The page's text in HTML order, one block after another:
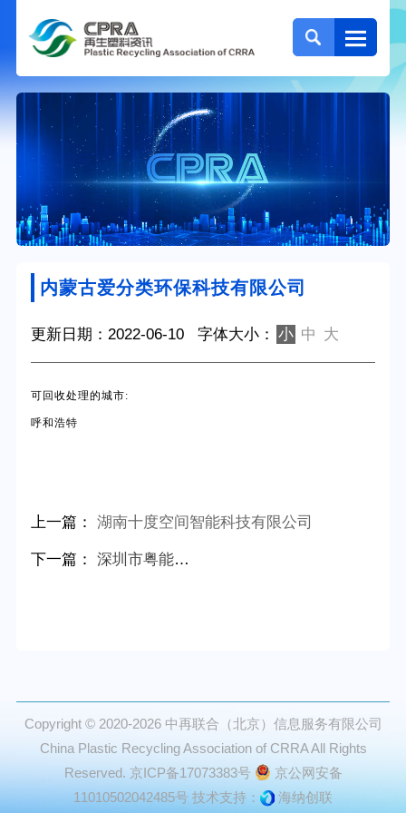
内蒙古爱分类环保科技有限公司
更新日期：2022-06-10 字体大小： 小 中 大
可回收处理的城市:
呼和浩特
上一篇：湖南十度空间智能科技有限公司
下一篇：深圳市粤能环保科技有限公司
Copyright © 2020-2026 中再联合（北京）信息服务有限公司
China Plastic Recycling Association of CRRA All Rights
Reserved. 京ICP备17073383号
京公网安备
11010502042485号 技术支持： 海纳创联